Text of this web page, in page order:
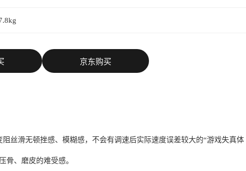
京东购买
丝滑无顿挫感、模糊感，不会有调速后实际速度误差较大的“游戏失真体
骨、磨皮的难受感。